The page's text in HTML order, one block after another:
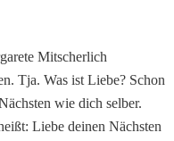
Mitscherlich
Tja. Was ist Liebe? Schon
wie dich selber.
Liebe deinen Nächsten